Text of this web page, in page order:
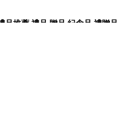
薦,禮品,贈品,紀念品,禮贈品